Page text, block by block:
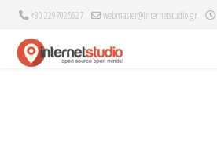
+30 2297025627 webmaster@internetstudio.gr